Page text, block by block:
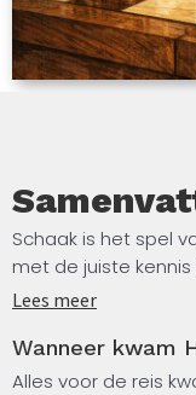
Schaak is het spel
met de juiste
Grote Schaakboek
voor stap te
opening opbouwt,
Lees meer
Wanneer kwam
Alles voor de reis